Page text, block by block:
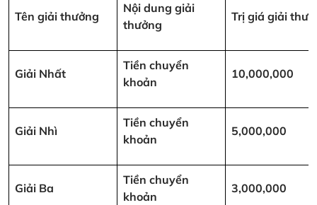
Tên giải thưởng
Nội dung giải
thưởng
Trị giá giải
Giải Nhất
Tiền chuyển
khoản
10,000,000
Giải Nhì
Tiền chuyển
khoản
5,000,000
Giải Ba
Tiền chuyển
khoản
3,000,000